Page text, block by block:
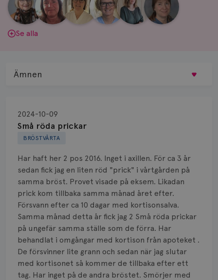
Aina
Johnsson
Anne
Andersson
Fredrika
Killander
Jeanette
Bäcklund
Maria
Edegran
Yvette
Andersson
Se alla
BRÖSTVÅRTA
Små röda prickar
2024-10-09
Har haft her 2 pos 2016. Inget i axillen. För ca 3 år
sedan fick jag en liten röd "prick" i vårtgården på
samma bröst. Provet visade på eksem. Likadan
prick kom tillbaka samma månad året efter.
Försvann efter ca 10 dagar med kortisonsalva.
Samma månad detta år fick jag 2 Små röda prickar
på ungefär samma ställe som de förra. Har
behandlat i omgångar med kortison från apoteket .
De försvinner lite grann och sedan när jag slutar
med kortisonet så kommer de tillbaka efter ett
tag. Har inget på de andra bröstet. Smörjer med
Ämnen
Biopsi
Biverkningar
Bröstvårta
Knöl
Läkemedel
Typ av bröstcancer
Smärta
Prognos